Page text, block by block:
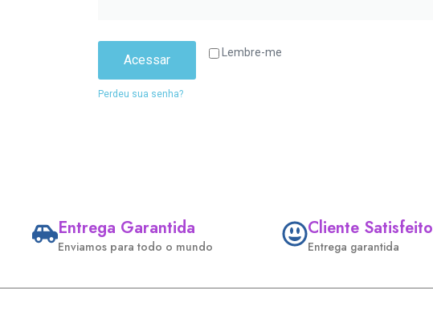
Lembre-me
Acessar
Perdeu sua senha?
Entrega Garantida
Enviamos para todo o mundo
Cliente Satisfeito
Entrega garantida